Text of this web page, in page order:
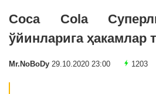
Coca Cola
ўйинларига ҳакамлар
Mr.NoBoDy 29.10.2020 23:00 1203